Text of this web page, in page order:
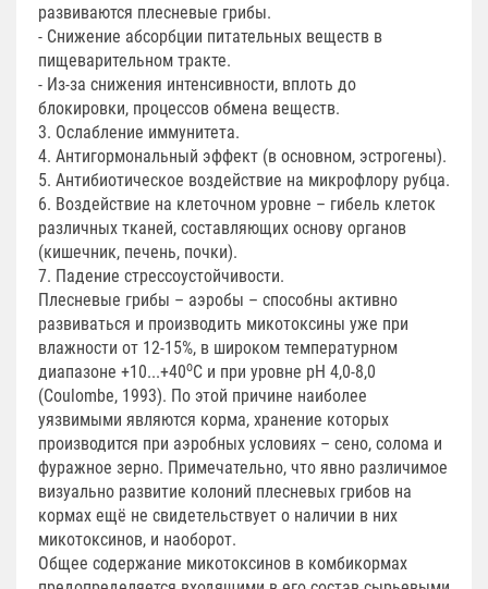
развиваются плесневые грибы.
- Снижение абсорбции питательных веществ в
пищеварительном тракте.
- Из-за снижения интенсивности, вплоть до
блокировки, процессов обмена веществ.
3. Ослабление иммунитета.
4. Антигормональный эффект (в основном, эстрогены).
5. Антибиотическое воздействие на микрофлору рубца.
6. Воздействие на клеточном уровне – гибель клеток
различных тканей, составляющих основу органов
(кишечник, печень, почки).
7. Падение стрессоустойчивости.
Плесневые грибы – аэробы – способны активно
развиваться и производить микотоксины уже при
влажности от 12-15%, в широком температурном
диапазоне +10...+40оС и при уровне рН 4,0-8,0
(Coulombe, 1993). По этой причине наиболее
уязвимыми являются корма, хранение которых
производится при аэробных условиях – сено, солома и
фуражное зерно. Примечательно, что явно различимое
визуально развитие колоний плесневых грибов на
кормах ещё не свидетельствует о наличии в них
микотоксинов, и наоборот.
Общее содержание микотоксинов в комбикормах